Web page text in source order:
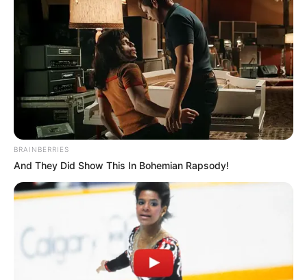
BRAINBERRIES
And They Did Show This In Bohemian Rapsody!